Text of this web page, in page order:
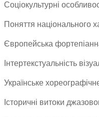
Соціокультурні
Поняття національного
Європейська
Інтертекстуальність
Українське
Історичні витоки